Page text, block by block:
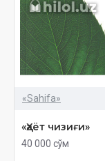
«Sahifa»
«Ҳаёт чизиғи»
40 000 сўм